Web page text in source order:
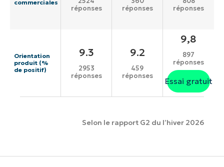
commerciales
réponses
réponses
réponses
Orientation
produit (%
de positif)
9.3
2953
réponses
9.2
459
réponses
9,8
897
réponses
Essai gratuit
Selon le rapport G2 du l’hiver 2026